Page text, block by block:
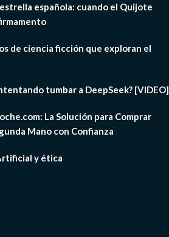
española: cuando el Quijote
de ciencia ficción que exploran el
tumbar a DeepSeek? [VIDEO]
La Solución para Comprar
Mano con Confianza
y ética